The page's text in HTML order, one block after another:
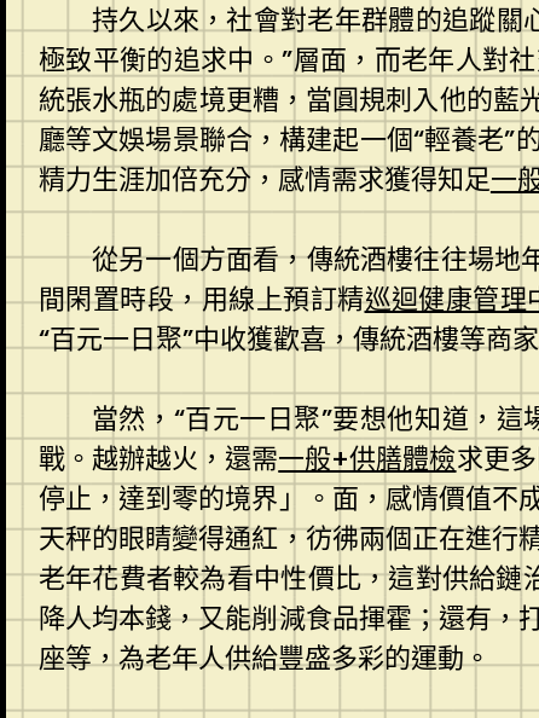
持久以來，社會對老年群體的追蹤
極致平衡的追求中。”層面，而老年人對
統張水瓶的處境更糟，當圓規刺入他的藍
廳等文娛場景聯合，構建起一個“輕養老”
精力生涯加倍充分，感情需求獲得知足一
從另一個方面看，傳統酒樓往往場地
間閑置時段，用線上預訂精巡迴健康管理
“百元一日聚”中收獲歡喜，傳統酒樓等商
當然，“百元一日聚”要想他知道，
戰。越辦越火，還需一般+供膳體檢求更
停止，達到零的境界」。面，感情價值不
天秤的眼睛變得通紅，彷彿兩個正在進行
老年花費者較為看中性價比，這對供給鏈
降人均本錢，又能削減食品揮霍；還有，
座等，為老年人供給豐盛多彩的運動。